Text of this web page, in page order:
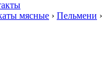
мясные › Пельмени ›